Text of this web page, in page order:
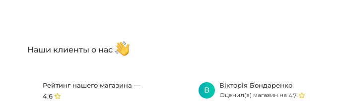
Наши клиенты о нас
Рейтинг нашего магазина —
4.6
В
Вікторія Бондаренко
Оценил(а) магазин на4.7